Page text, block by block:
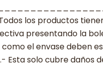
los productos
presentando la
el envase deben
Esta solo cubre daños